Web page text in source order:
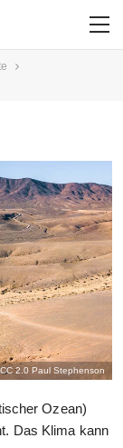
2.0 Paul Stephenson
Ozean)
Das Klima kann